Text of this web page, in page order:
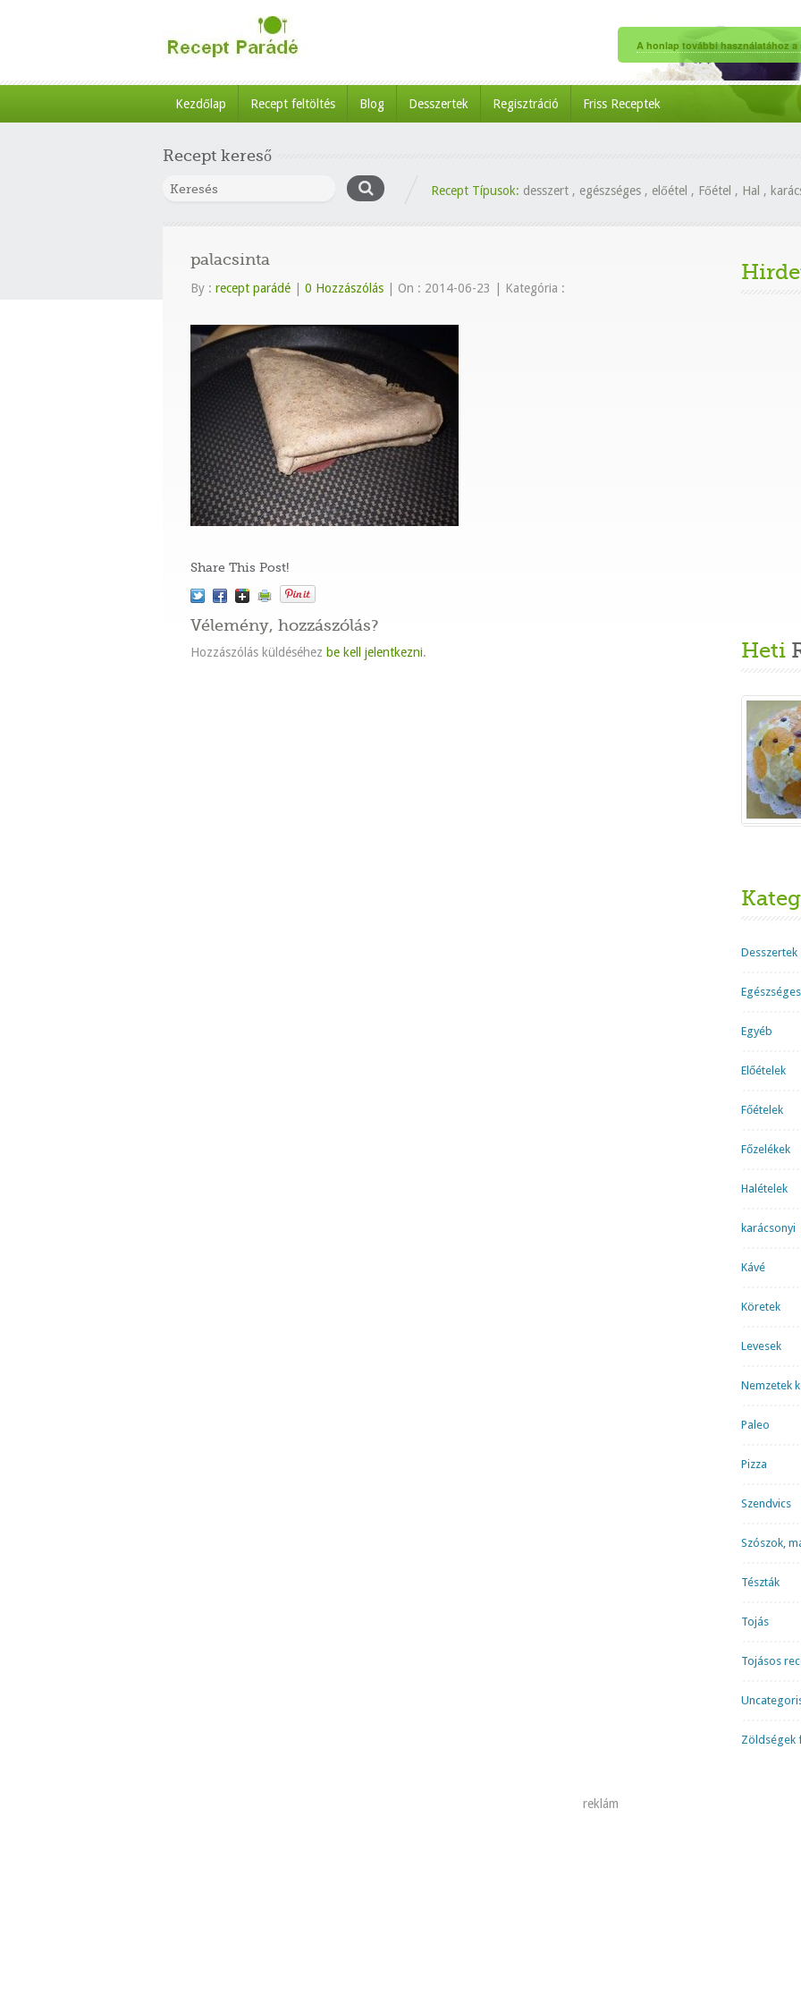
Kezdőlap Recept feltöltés Blog Desszertek Regisztráció Friss Receptek
Recept kereső
Recept Típusok: desszert , egészséges , előétel , Főétel , Hal ,
palacsinta
By : recept parádé 0 Hozzászólás On : 2014-06-23 Kategória :
Share This Post!
Vélemény, hozzászólás?
Hozzászólás küldéséhez be kell jelentkezni. Heti
Desszertek
Egészséges
Egyéb
Előételek
Főételek
Főzelékek
Halételek
karácsonyi
Kávé
Köretek
Levesek
Nemzetek
Paleo
Pizza
Szendvics
Szószok,
Tészták
Tojás
Tojásos
Zöldségek
reklám
A honlap további használatához